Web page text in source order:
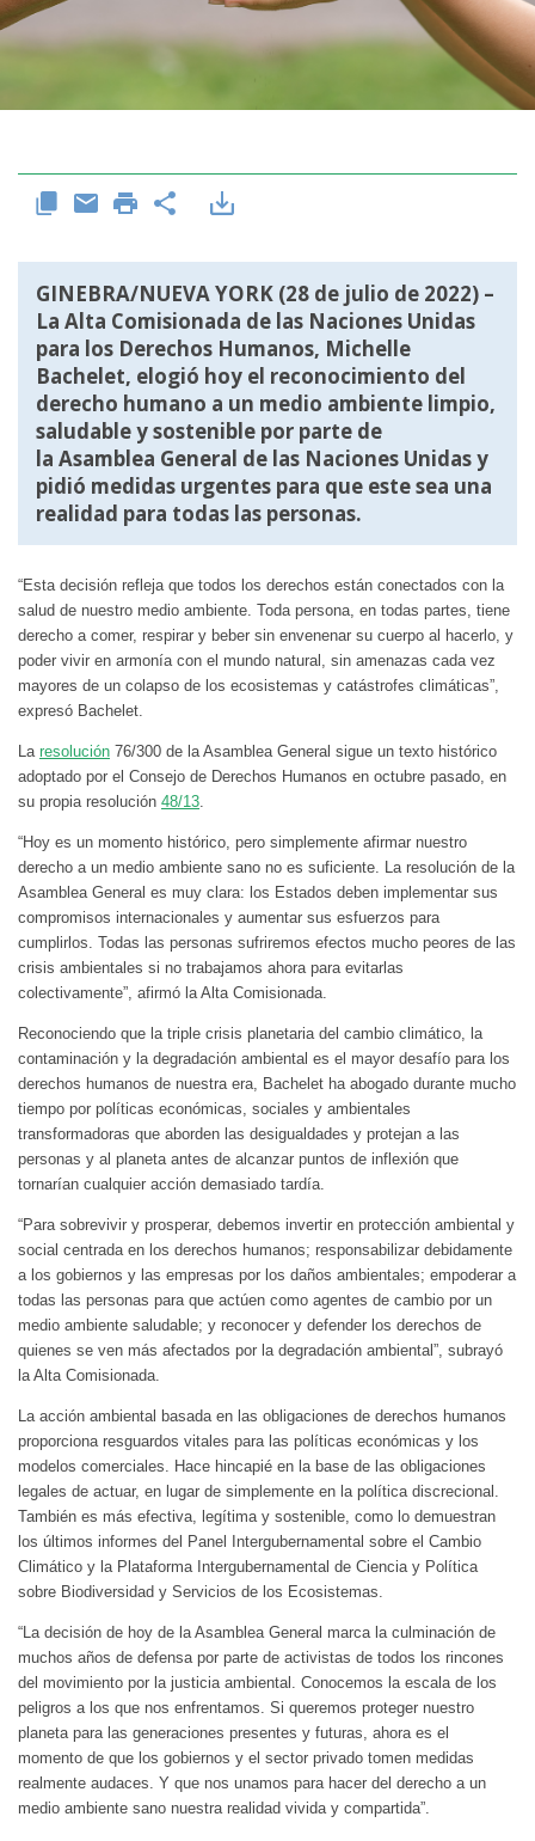
GINEBRA/NUEVA YORK (28 de julio de 2022) –
La Alta Comisionada de las Naciones Unidas
para los Derechos Humanos, Michelle
Bachelet, elogió hoy el reconocimiento del
derecho humano a un medio ambiente limpio,
saludable y sostenible por parte de
la Asamblea General de las Naciones Unidasy
pidió medidas urgentes para que este sea una
realidad para todas las personas.
“Esta decisión refleja que todos los derechos están conectados con la
salud de nuestro medio ambiente. Toda persona, en todas partes, tiene
derecho a comer, respirar y beber sin envenenar su cuerpo al hacerlo, y
poder vivir en armonía con el mundo natural, sin amenazas cada vez
mayores de un colapso de los ecosistemas y catástrofes climáticas”,
expresó Bachelet.
La resolución 76/300 de la Asamblea General sigue un texto histórico
adoptado por el Consejo de Derechos Humanos en octubre pasado, en
su propia resolución 48/13
“Hoy es un momento histórico, pero simplemente afirmar nuestro
derecho a un medio ambiente sano no es suficiente. La resolución de la
Asamblea General es muy clara: los Estados deben implementar sus
compromisos internacionales y aumentar sus esfuerzos para
cumplirlos. Todas las personas sufriremos efectos mucho peores de las
crisis ambientales si no trabajamos ahora para evitarlas
colectivamente”, afirmó la Alta Comisionada.
Reconociendo que la triple crisis planetaria del cambio climático, la
contaminación y la degradación ambiental es el mayor desafío para los
derechos humanos de nuestra era, Bachelet ha abogado durante mucho
tiempo por políticas económicas, sociales y ambientales
transformadoras que aborden las desigualdades y protejan a las
personas y al planeta antes de alcanzar puntos de inflexión que
tornarían cualquier acción demasiado tardía.
“Para sobrevivir y prosperar, debemos invertir en protección ambiental y
social centrada en los derechos humanos; responsabilizar debidamente
a los gobiernos y las empresas por los daños ambientales; empoderar a
todas las personas para que actúen como agentes de cambio por un
medio ambiente saludable; y reconocer y defender los derechos de
quienes se ven más afectados por la degradación ambiental”, subrayó
la Alta Comisionada.
La acción ambiental basada en las obligaciones de derechos humanos
proporciona resguardos vitales para las políticas económicas y los
modelos comerciales. Hace hincapié en la base de las obligaciones
legales de actuar, en lugar de simplemente en la política discrecional.
También es más efectiva, legítima y sostenible, como lo demuestran
los últimos informes del Panel Intergubernamental sobre el Cambio
Climático y la Plataforma Intergubernamental de Ciencia y Política
sobre Biodiversidad y Servicios de los Ecosistemas.
“La decisión de hoy de la Asamblea General marca la culminación de
muchos años de defensa por parte de activistas de todos los rincones
del movimiento por la justicia ambiental. Conocemos la escala de los
peligros a los que nos enfrentamos. Si queremos proteger nuestro
planeta para las generaciones presentes y futuras, ahora es el
momento de que los gobiernos y el sector privado tomen medidas
realmente audaces. Y que nos unamos para hacer del derecho a un
medio ambiente sano nuestra realidad vivida y compartida”.